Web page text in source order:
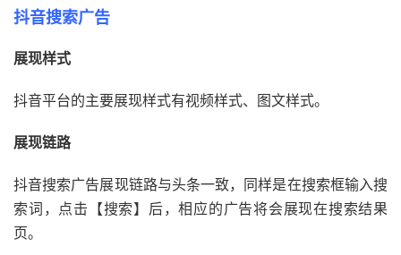
抖音搜索广告
展现样式
抖音平台的主要展现样式有视频样式、图文样式。
展现链路
抖音搜索广告展现链路与头条一致，同样是在搜索框输入搜
索词，点击【搜索】后，相应的广告将会展现在搜索结果
页。